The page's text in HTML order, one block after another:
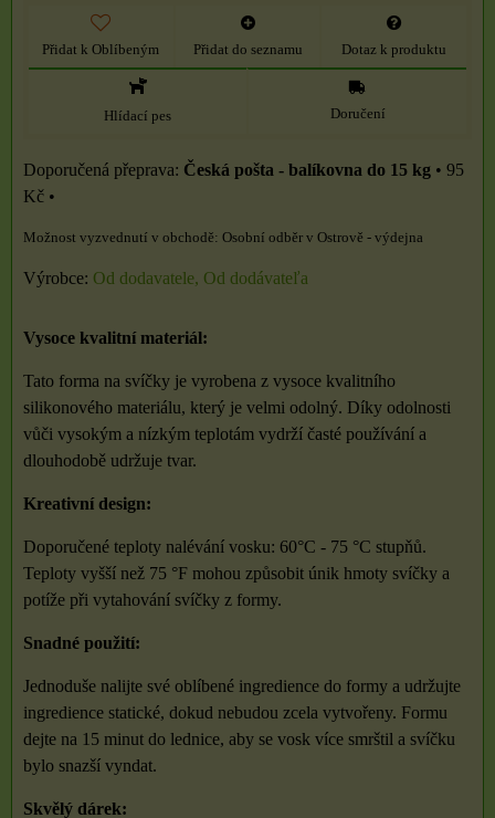
Přidat k Oblíbeným Přidat do seznamu Dotaz k produktu
Hlídací pes Doručení
Česká pošta - balíkovna do 15 kg • 95
Kč •
Osobní odběr v Ostrově - výdejna
Výrobce: Od dodavatele, Od dodávateľa
Vysoce kvalitní materiál:
Tato forma na svíčky je vyrobena z vysoce kvalitního
silikonového materiálu, který je velmi odolný. Díky odolnosti
vůči vysokým a nízkým teplotám vydrží časté používání a
dlouhodobě udržuje tvar.
Kreativní design:
Doporučené teploty nalévání vosku: 60°C - 75 °C stupňů.
Teploty vyšší než 75 °F mohou způsobit únik hmoty svíčky a
potíže při vytahování svíčky z formy.
Snadné použití:
Jednoduše nalijte své oblíbené ingredience do formy a udržujte
ingredience statické, dokud nebudou zcela vytvořeny. Formu
dejte na 15 minut do lednice, aby se vosk více smrštil a svíčku
bylo snazší vyndat.
Skvělý dárek: